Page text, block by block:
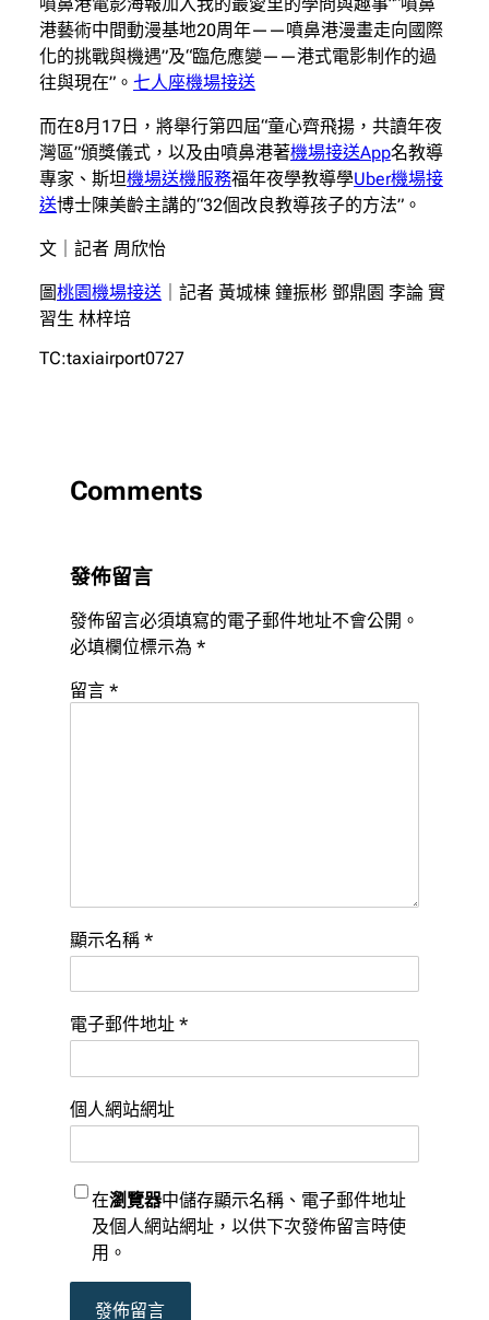
港藝術中間動漫基地20周年——噴鼻港漫畫走向國際
化的挑戰與機遇”及“臨危應變——港式電影制作的過
往與現在”。 七人座機場接送
而在8月17日，將舉行第四屆“童心齊飛揚，共讀年夜
灣區”頒獎儀式，以及由噴鼻港著機場接送App名教導
專家、斯坦機場送機服務福年夜學教導學Uber機場接
送博士陳美齡主講的“32個改良教導孩子的方法”。
文｜記者 周欣怡
圖桃園機場接送 ｜記者 黃城棟 鐘振彬 鄧鼎園 李論 實
習生 林梓培
TC:taxiairport0727
Comments
發佈留言
發佈留言必須填寫的電子郵件地址不會公開。
必填欄位標示為 *
留言 *
顯示名稱 *
電子郵件地址 *
個人網站網址
在瀏覽器中儲存顯示名稱、電子郵件地址
及個人網站網址，以供下次發佈留言時使
用。